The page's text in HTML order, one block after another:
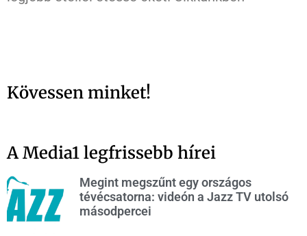
Kövessen minket!
A Media1 legfrissebb hírei
Megint megszűnt egy országos
tévécsatorna: videón a Jazz TV utolsó
másodpercei